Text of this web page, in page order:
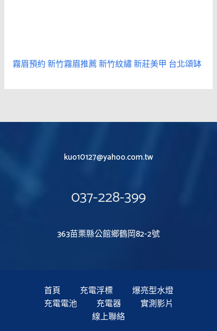
霧眉預約新竹霧眉推薦新竹紋繡新莊美甲 台北頌缽
kuo10127@yahoo.com.tw
037-228-399
363苗栗縣公館鄉鶴岡82-2號
首頁 充電浮標
爆亮型水燈
充電電池
充電器
實測影片
線上聯絡